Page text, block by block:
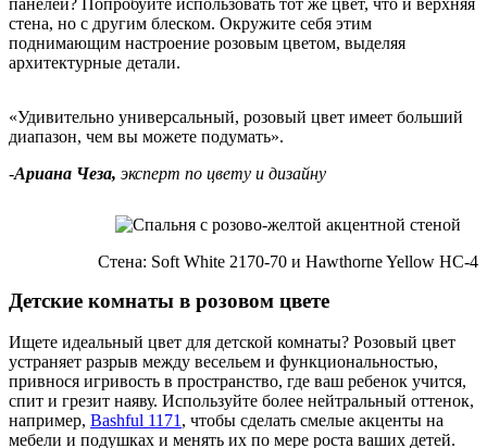
стена, но с другим блеском. Окружите себя этим
поднимающим настроение розовым цветом, выделяя
архитектурные детали.
«Удивительно универсальный, розовый цвет имеет больший
диапазон, чем вы можете подумать».
-Ариана Чеза, эксперт по цвету и дизайну
Стена: Soft White 2170-70 и Hawthorne Yellow HC-4
Детские комнаты в розовом цвете
Ищете идеальный цвет для детской комнаты? Розовый цвет
устраняет разрыв между весельем и функциональностью,
привнося игривость в пространство, где ваш ребенок учится,
спит и грезит наяву. Используйте более нейтральный оттенок,
например, Bashful 1171 , чтобы сделать смелые акценты на
мебели и подушках и менять их по мере роста ваших детей.